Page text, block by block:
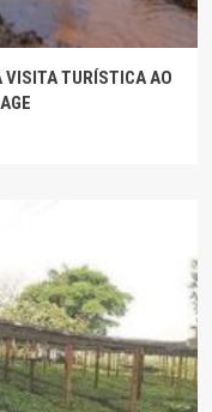
TURÍSTICA AO